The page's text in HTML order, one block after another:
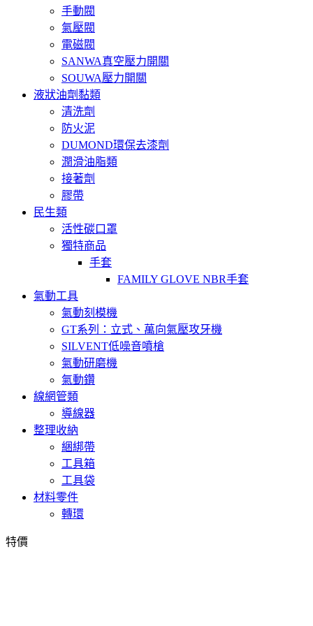
手動閥
氣壓閥
電磁閥
SANWA真空壓力開關
SOUWA壓力開關
液狀油劑黏類
清洗劑
防火泥
DUMOND環保去漆劑
潤滑油脂類
接著劑
膠帶
民生類
活性碳口罩
獨特商品
手套
FAMILY GLOVE NBR手套
氣動工具
氣動刻模機
GT系列：立式、萬向氣壓攻牙機
SILVENT低噪音噴槍
氣動研磨機
氣動鑽
線網管類
導線器
整理收納
綑綁帶
工具箱
工具袋
材料零件
轉環
特價